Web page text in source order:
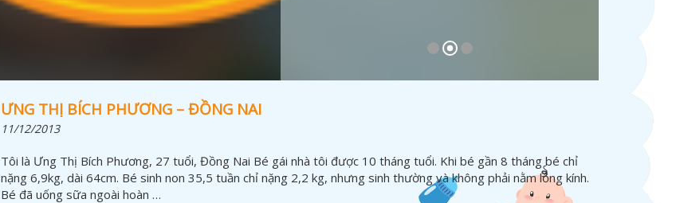
ƯNG THỊ BÍCH PHƯƠNG – ĐỒNG NAI
11/12/2013
Tôi là Ưng Thị Bích Phương, 27 tuổi, Đồng Nai Bé gái nhà tôi được 10 tháng tuổi. Khi bé gần 8 tháng bé chỉ
nặng 6,9kg, dài 64cm. Bé sinh non 35,5 tuần chỉ nặng 2,2 kg, nhưng sinh thường và không phải nằm lồng kính.
Bé đã uống sữa ngoài hoàn …